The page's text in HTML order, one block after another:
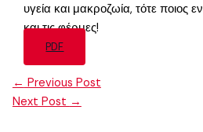
υγεία και μακροζωία, τότε ποιος
και τις φέρμες!
PDF
← Previous Post
Next Post →